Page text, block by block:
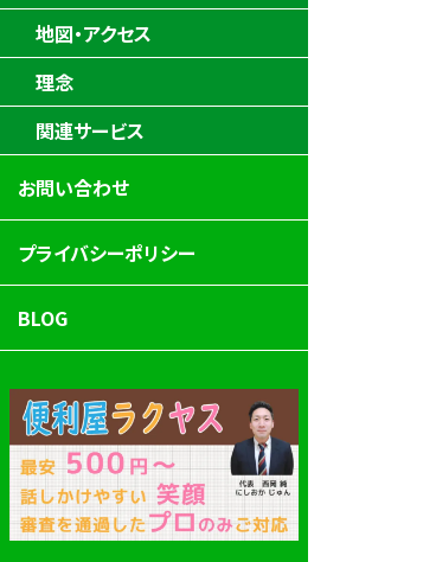
地図・アクセス
理念
関連サービス
お問い合わせ
プライバシーポリシー
BLOG